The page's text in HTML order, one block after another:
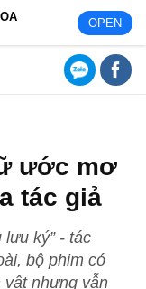
OPEN
ước mơ
tác giả
ký” - tác
bộ phim có
vật nhưng vẫn